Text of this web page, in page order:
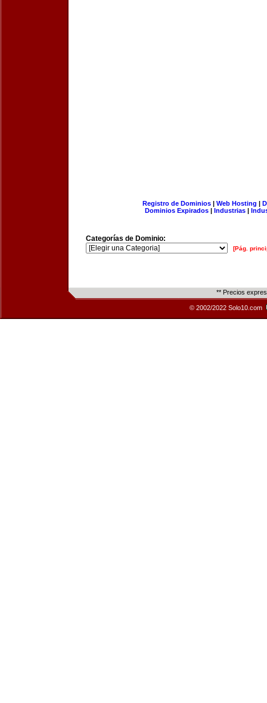
Registro de Dominios| Web Hosting |
Dominios Expirados | Industrias |
Categorías de Dominio:
[Pág.
** Precios
© 2002/2022 Solo10.com